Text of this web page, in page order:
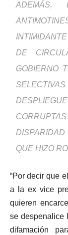
ADEMÁS,
DE
GOBIERNO
QUE HIZO
“Por decir que
a la ex vice
quieren
se despenalice
difamación